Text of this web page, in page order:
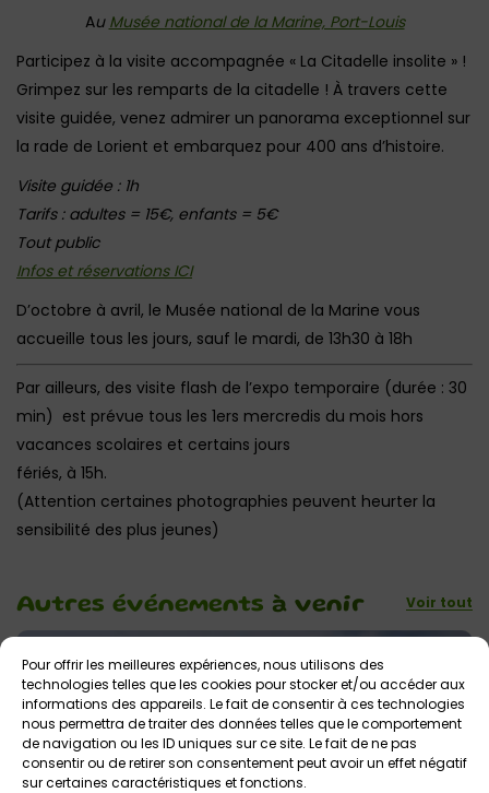
Pour offrir les meilleures expériences, nous utilisons des
technologies telles que les cookies pour stocker et/ou accéder aux
informations des appareils. Le fait de consentir à ces technologies
nous permettra de traiter des données telles que le comportement
de navigation ou les ID uniques sur ce site. Le fait de ne pas
consentir ou de retirer son consentement peut avoir un effet négatif
sur certaines caractéristiques et fonctions.
Au Musée national de la Marine, Port-Louis
Participez à la visite accompagnée « La Citadelle insolite » !
Grimpez sur les remparts de la citadelle ! À travers cette
visite guidée, venez admirer un panorama exceptionnel sur
la rade de Lorient et embarquez pour 400 ans d’histoire.
Visite guidée : 1h
Tarifs : adultes = 15€, enfants = 5€
Tout public
Infos et réservations ICI
D’octobre à avril, le Musée national de la Marine vous
accueille tous les jours, sauf le mardi, de 13h30 à 18h
Par ailleurs, des visite flash de l’expo temporaire (durée : 30
min) est prévue tous les 1ers mercredis du mois hors
vacances scolaires et certains jours
fériés, à 15h.
(Attention certaines photographies peuvent heurter la
sensibilité des plus jeunes)
Autres événements à venir Voir tout